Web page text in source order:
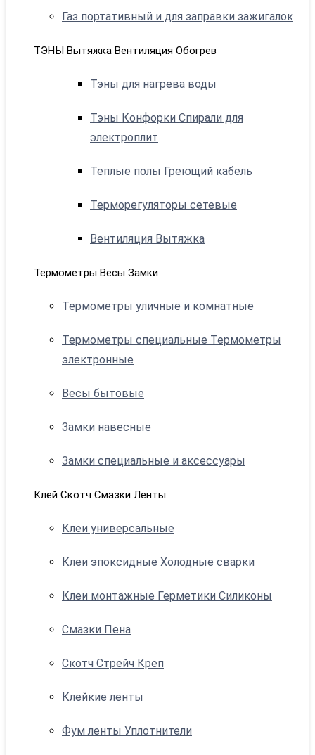
Газ портативный и для заправки зажигалок
ТЭНЫ Вытяжка Вентиляция Обогрев
Тэны для нагрева воды
Тэны Конфорки Спирали для
электроплит
Теплые полы Греющий кабель
Терморегуляторы сетевые
Вентиляция Вытяжка
Термометры Весы Замки
Термометры уличные и комнатные
Термометры специальные Термометры
электронные
Весы бытовые
Замки навесные
Замки специальные и аксессуары
Клей Скотч Смазки Ленты
Клеи универсальные
Клеи эпоксидные Холодные сварки
Клеи монтажные Герметики Силиконы
Смазки Пена
Скотч Стрейч Креп
Клейкие ленты
Фум ленты Уплотнители